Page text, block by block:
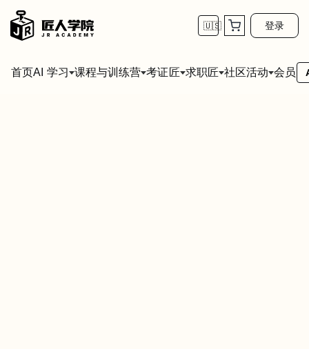
🇺🇸 登录
首页AI 学习 课程与训练营 考证匠 求职匠 社区活动 会员